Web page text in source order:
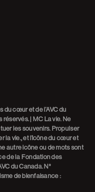
cœur et de l’AVC du
| MC La vie. Ne
les souvenirs. Propulser
la vie., et l’icône du cœur et
autre icône ou de mots sont
de la Fondation des
du Canada. N°
de bienfaisance :